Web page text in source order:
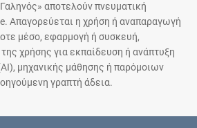
αποτελούν πνευματική
Απαγορεύεται η χρήση ή αναπαραγωγή
μέσο, εφαρμογή ή συσκευή,
χρήσης για εκπαίδευση ή ανάπτυξη
μηχανικής μάθησης ή παρόμοιων
γραπτή άδεια.